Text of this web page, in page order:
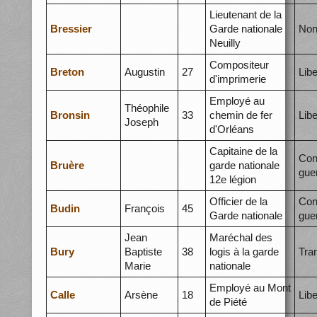
Bressier
Lieutenant de la
Garde nationale
Neuilly
Breton Augustin 27
Compositeur
d'imprimerie
Bronsin
Théophile
Joseph
33
Employé au
chemin de fer
d'Orléans
Bruère
Capitaine de la
garde nationale
12e légion
Budin François 45
Officier de la
Garde nationale
Bury
Jean
Baptiste
Marie
38
Maréchal des
logis à la garde
nationale
Calle Arsène 18
Employé au Mont
de Piété